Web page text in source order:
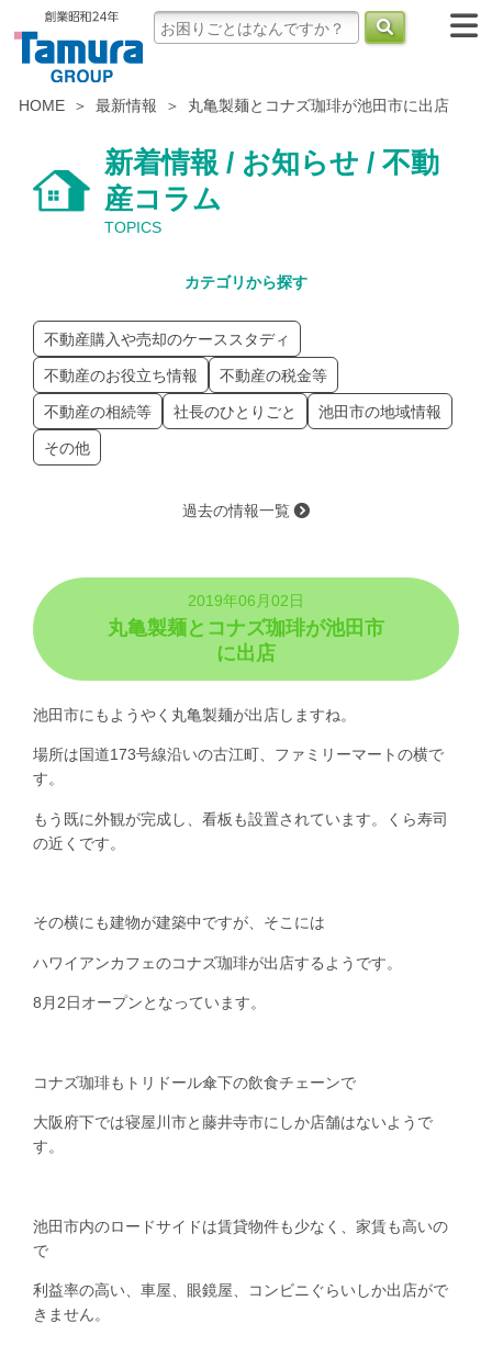
HOME 最新情報 丸亀製麺とコナズ珈琲が池田市に出店
新着情報 / お知らせ / 不動
産コラム
TOPICS
カテゴリから探す
不動産購入や売却のケーススタディ
不動産のお役立ち情報 不動産の税金等
不動産の相続等 社長のひとりごと 池田市の地域情報
その他
過去の情報一覧
2019年06月02日
丸亀製麺とコナズ珈琲が池田市
に出店
池田市にもようやく丸亀製麺が出店しますね。
場所は国道173号線沿いの古江町、ファミリーマートの横で
す。
もう既に外観が完成し、看板も設置されています。くら寿司
の近くです。
その横にも建物が建築中ですが、そこには
ハワイアンカフェのコナズ珈琲が出店するようです。
8月2日オープンとなっています。
コナズ珈琲もトリドール傘下の飲食チェーンで
大阪府下では寝屋川市と藤井寺市にしか店舗はないようで
す。
池田市内のロードサイドは賃貸物件も少なく、家賃も高いの
で
利益率の高い、車屋、眼鏡屋、コンビニぐらいしか出店がで
きません。